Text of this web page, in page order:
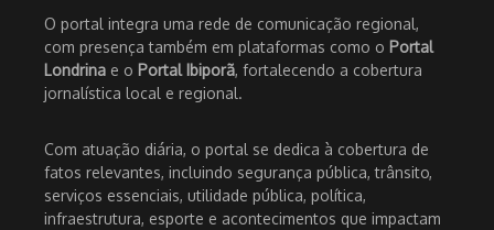
O portal integra uma rede de comunicação regional,
com presença também em plataformas como o Portal
Londrina e o Portal Ibiporã, fortalecendo a cobertura
jornalística local e regional.
Com atuação diária, o portal se dedica à cobertura de
fatos relevantes, incluindo segurança pública, trânsito,
serviços essenciais, utilidade pública, política,
infraestrutura, esporte e acontecimentos que impactam